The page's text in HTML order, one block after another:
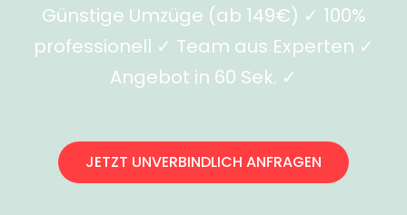
Günstige Umzüge (ab 149€) ✓ 100%
professionell ✓ Team aus Experten ✓
Angebot in 60 Sek. ✓
JETZT UNVERBINDLICH ANFRAGEN